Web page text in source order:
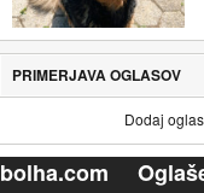
PRIMERJAVA OGLASOV
Dodaj
bolha.com